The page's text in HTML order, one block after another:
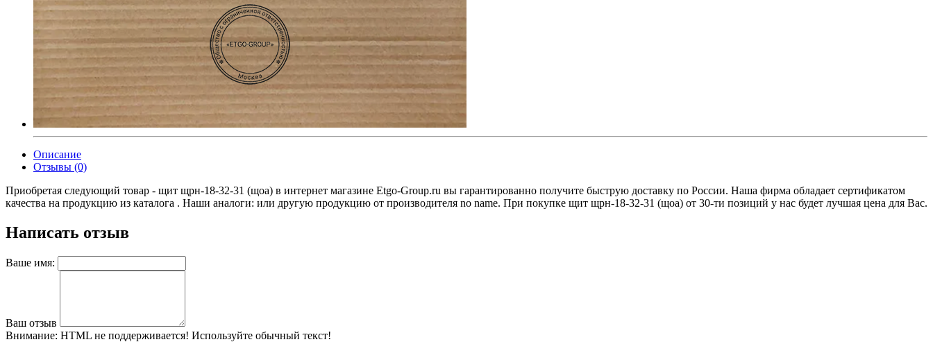
Описание
Отзывы (0)
Приобретая следующий товар - щит щрн-18-32-31 (щоа) в интернет магазине Etgo-Group.ru вы гарантированно получите быструю доставку по России. Наша фирма обладает сертификатом
качества на продукцию из каталога . Наши аналоги: или другую продукцию от производителя no name. При покупке щит щрн-18-32-31 (щоа) от 30-ти позиций у нас будет лучшая цена для Вас.
Написать отзыв
Ваше имя:
Ваш отзыв
Внимание: HTML не поддерживается! Используйте обычный текст!